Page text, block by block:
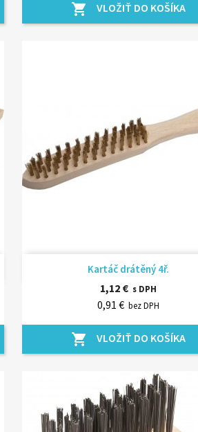
shopping_cart VLOŽIŤ DO KOŠÍKA
Kartáč drátěný 4ř.
1,12 € s DPH
0,91 € bez DPH
shopping_cart VLOŽIŤ DO KOŠÍKA
Rýchly náhľad